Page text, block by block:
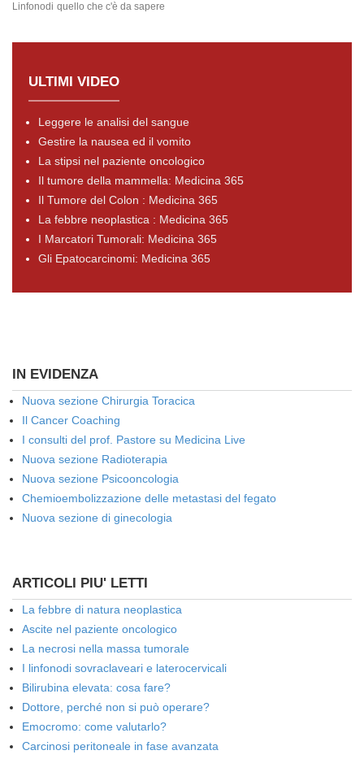
Linfonodi quello che c'è da sapere
ULTIMI VIDEO
Leggere le analisi del sangue
Gestire la nausea ed il vomito
La stipsi nel paziente oncologico
Il tumore della mammella: Medicina 365
Il Tumore del Colon : Medicina 365
La febbre neoplastica : Medicina 365
I Marcatori Tumorali: Medicina 365
Gli Epatocarcinomi: Medicina 365
IN EVIDENZA
Nuova sezione Chirurgia Toracica
Il Cancer Coaching
I consulti del prof. Pastore su Medicina Live
Nuova sezione Radioterapia
Nuova sezione Psicooncologia
Chemioembolizzazione delle metastasi del fegato
Nuova sezione di ginecologia
ARTICOLI PIU' LETTI
La febbre di natura neoplastica
Ascite nel paziente oncologico
La necrosi nella massa tumorale
I linfonodi sovraclaveari e laterocervicali
Bilirubina elevata: cosa fare?
Dottore, perché non si può operare?
Emocromo: come valutarlo?
Carcinosi peritoneale in fase avanzata